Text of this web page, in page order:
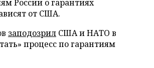
России о гарантиях
от США.
заподозрил США и НАТО в
процесс по гарантиям